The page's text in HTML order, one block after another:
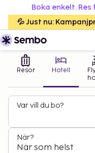
Boka enkelt.
💦 Just nu:
Resor Hotell
Var vill du bo?
När?
När som helst